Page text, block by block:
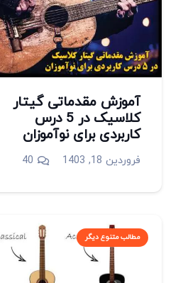
آموزش مقدماتی گیتار
کلاسیک در 5 درس
کاربردی برای نوآموزان
فروردین 18, 1403 40دیدگاه
مطالب متنوع دیگر